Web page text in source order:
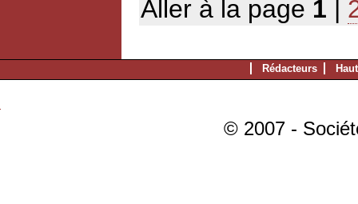
Aller à la page 1 |
Rédacteurs
© 2007 -